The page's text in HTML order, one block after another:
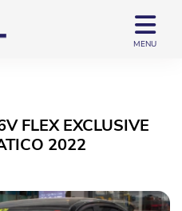
MENU
FLEX EXCLUSIVE
2022